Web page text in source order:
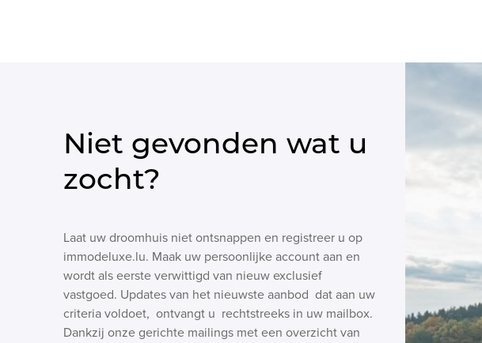
Niet gevonden wat u
zocht?
Laat uw droomhuis niet ontsnappen en registreer u op
immodeluxe.lu. Maak uw persoonlijke account aan en
wordt als eerste verwittigd van nieuw exclusief
vastgoed. Updates van het nieuwste aanbod dat aan uw
criteria voldoet, ontvangt u rechtstreeks in uw mailbox.
Dankzij onze gerichte mailings met een overzicht van